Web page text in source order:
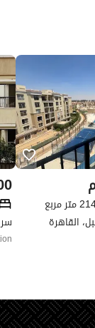
متر مربع
القاهرة